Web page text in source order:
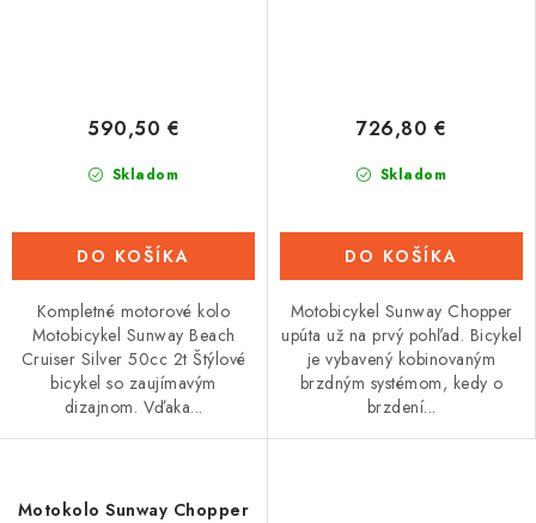
Skladom
590,50 €
DO KOŠÍKA
Kompletné motorové kolo
Motobicykel Sunway Beach
Cruiser Silver 50cc 2t Štýlové
bicykel so zaujímavým
dizajnom. Vďaka...
Skladom
726,80 €
DO KOŠÍKA
Motobicykel Sunway Chopper
upúta už na prvý pohľad. Bicykel
je vybavený kobinovaným
brzdným systémom, kedy o
brzdení...
Motokolo Sunway Chopper